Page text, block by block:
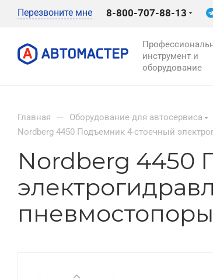
Перезвоните мне 8-800-707-88-13
инструмент и
оборудование
Главная — Оборудование для автосервиса
Nordberg 4450 Подъемник 4-стоечный
Nordberg 4450